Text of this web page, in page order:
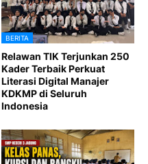
BERITA
Relawan TIK Terjunkan 250
Kader Terbaik Perkuat
Literasi Digital Manajer
KDKMP di Seluruh
Indonesia